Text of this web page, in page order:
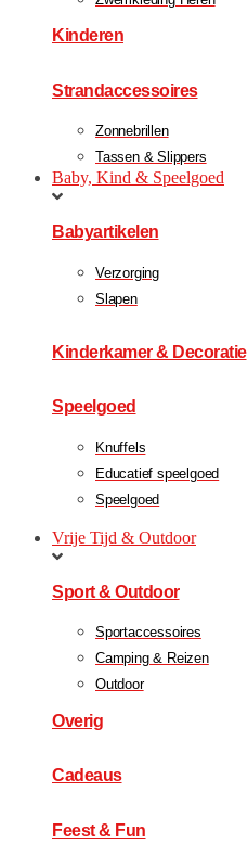
Kinderen
Strandaccessoires
Zonnebrillen
Tassen & Slippers
Baby, Kind & Speelgoed
Babyartikelen
Verzorging
Slapen
Kinderkamer & Decoratie
Speelgoed
Knuffels
Educatief speelgoed
Speelgoed
Vrije Tijd & Outdoor
Sport & Outdoor
Sportaccessoires
Camping & Reizen
Outdoor
Overig
Cadeaus
Feest & Fun